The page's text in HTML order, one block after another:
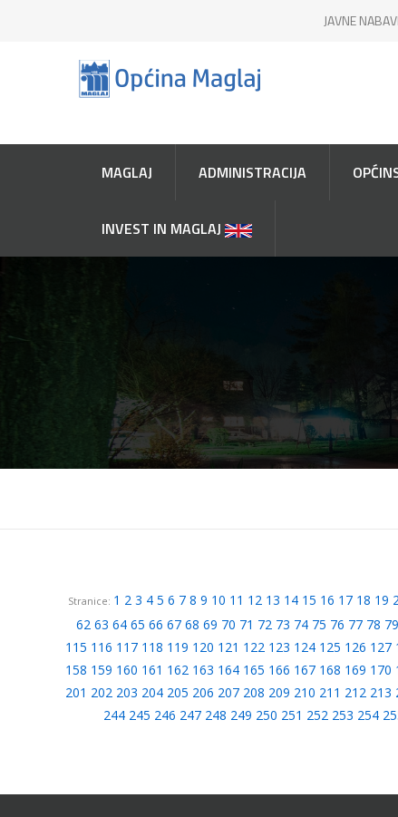
JAVNE
MAGLAJ ADMINISTRACIJA
INVEST IN MAGLAJ
Stranice: 1 2 3 4 5 6 7 8 9 10 11 12 13 14 15 16 17 18 19
62 63 64 65 66 67 68 69 70 71 72 73 74 75 76 77 78 79
115 116 117 118 119 120 121 122 123 124 125 126 127
158 159 160 161 162 163 164 165 166 167 168 169 170
201 202 203 204 205 206 207 208 209 210 211 212 213
244 245 246 247 248 249 250 251 252 253 254